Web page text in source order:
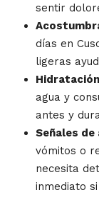
sentir
días en
ligeras
agua y
antes y
Señales
vómitos o
necesita
inmediato